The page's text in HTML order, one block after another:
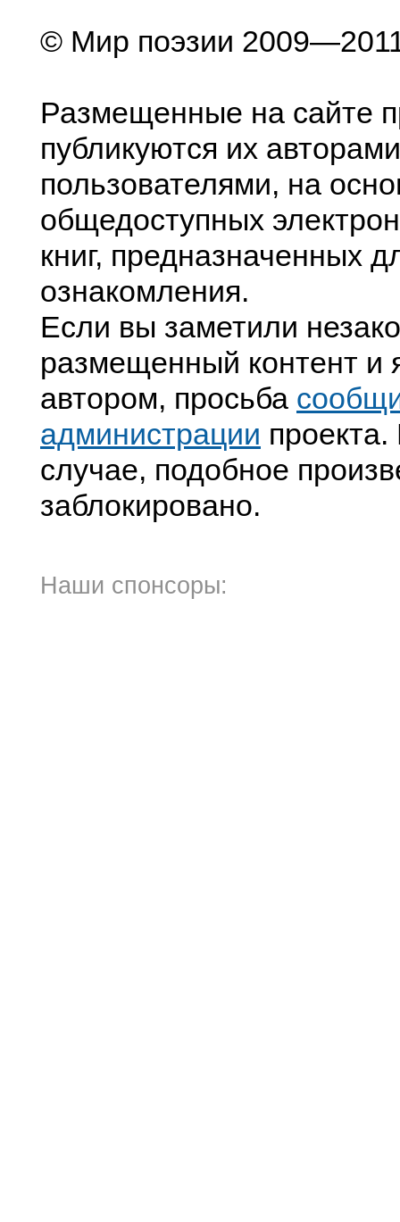
© Мир поэзии
Размещенные на сайте
публикуются их
пользователями, на
общедоступных
книг, предназначенных
ознакомления.
Если вы заметили
размещенный контент и
автором, просьба
администрации
случае, подобное
заблокировано.
Наши спонсоры: